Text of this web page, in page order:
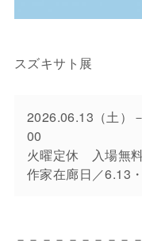
スズキサト展
2026.06.13（土）
00
火曜定休　入場無
作家在廊日／6.13
－－－－－－－－－